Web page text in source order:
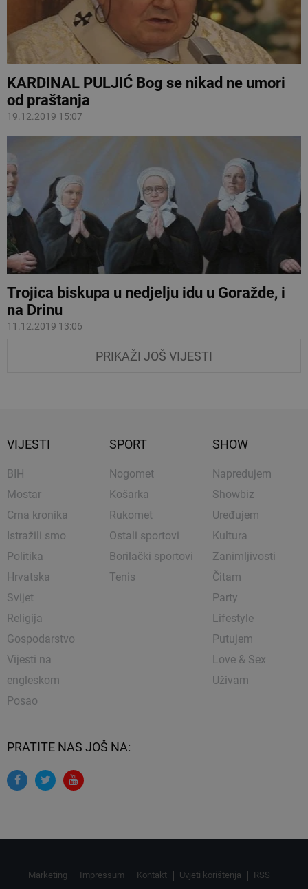
KARDINAL PULJIĆ Bog se nikad ne umori
od praštanja
19.12.2019 15:07
Trojica biskupa u nedjelju idu u Goražde, i
na Drinu
11.12.2019 13:06
PRIKAŽI JOŠ VIJESTI
VIJESTI
BIH
Mostar
Crna kronika
Istražili smo
Politika
Hrvatska
Svijet
Religija
Gospodarstvo
Vijesti na
engleskom
Posao
SPORT
Nogomet
Košarka
Rukomet
Ostali sportovi
Borilački sportovi
Tenis
SHOW
Napredujem
Showbiz
Uređujem
Kultura
Zanimljivosti
Čitam
Party
Lifestyle
Putujem
Love & Sex
Uživam
PRATITE NAS JOŠ NA:
Marketing Impressum Kontakt Uvjeti korištenja RSS